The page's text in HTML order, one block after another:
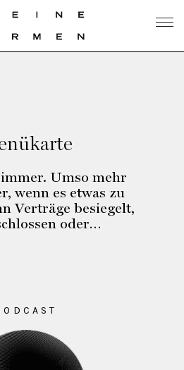
Umso mehr
wenn es etwas zu
Verträge besiegelt,
oder…